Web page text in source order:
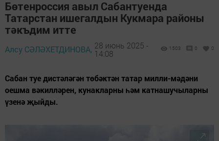
Бөтенроссия авыл Сабантуенда
Татарстан ишегалдын Кукмара районы
тәкъдим итте
Алсу СӘЛӘХЕТДИНОВА, 28 июнь 2025 -
14:08
1503 0 0
Сабан туе дистәләгән төбәктән татар милли-мәдәни
оешма вәкилләрен, кунакларны һәм катнашучыларны
үзенә җыйды.